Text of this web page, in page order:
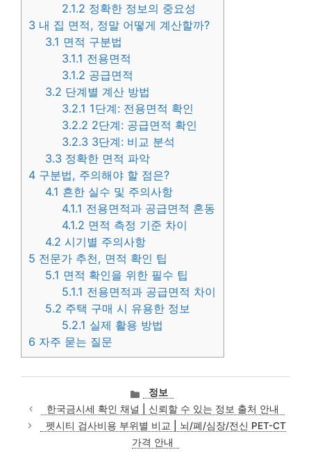
2.1.2 정확한 정보의 중요성
3 내 집 면적, 정말 어떻게 계산할까?
3.1 면적 구분법
3.1.1 전용면적
3.1.2 공급면적
3.2 단계별 계산 방법
3.2.1 1단계: 전용면적 확인
3.2.2 2단계: 공급면적 확인
3.2.3 3단계: 비교 분석
3.3 정확한 면적 파악
4 구분법, 주의해야 할 점은?
4.1 흔한 실수 및 주의사항
4.1.1 전용면적과 공급면적 혼동
4.1.2 면적 측정 기준 차이
4.2 시기별 주의사항
5 전문가 추천, 면적 확인 팁
5.1 면적 확인을 위한 필수 팁
5.1.1 전용면적과 공급면적 차이
5.2 주택 구매 시 유용한 정보
5.2.1 실제 활용 방법
6 자주 묻는 질문
카
테
고
리
정보
한국금시세 확인 채널 | 신뢰할 수 있는 정보 출처 안내
펫시티 검사비용 부위별 비교 | 뇌/폐/심장/전신 PET-CT
가격 안내